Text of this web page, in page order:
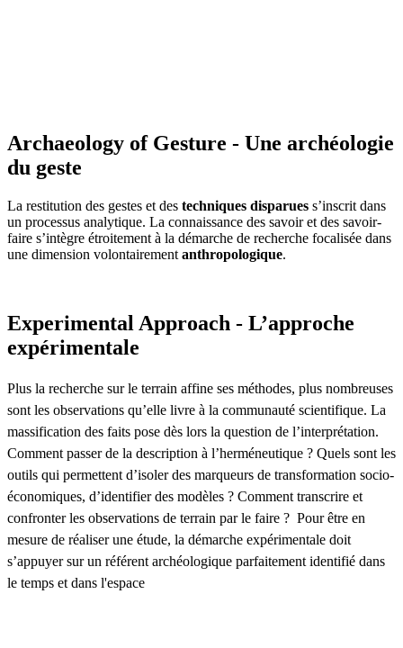
Archaeology of Gesture - Une archéologie
du geste
La restitution des gestes et des techniques disparues s’inscrit dans
un processus analytique. La connaissance des savoir et des savoir-
faire s’intègre étroitement à la démarche de recherche focalisée dans
une dimension volontairement anthropologique.
Experimental Approach - L’approche
expérimentale
Plus la recherche sur le terrain affine ses méthodes, plus nombreuses
sont les observations qu’elle livre à la communauté scientifique. La
massification des faits pose dès lors la question de l’interprétation.
Comment passer de la description à l’herméneutique ? Quels sont les
outils qui permettent d’isoler des marqueurs de transformation socio-
économiques, d’identifier des modèles ? Comment transcrire et
confronter les observations de terrain par le faire ? Pour être en
mesure de réaliser une étude, la démarche expérimentale doit
s’appuyer sur un référent archéologique parfaitement identifié dans
le temps et dans l'espace